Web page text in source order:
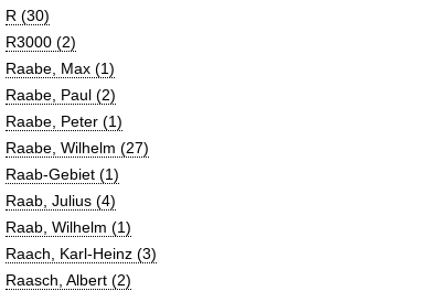
R (30)
R3000 (2)
Raabe, Max (1)
Raabe, Paul (2)
Raabe, Peter (1)
Raabe, Wilhelm (27)
Raab-Gebiet (1)
Raab, Julius (4)
Raab, Wilhelm (1)
Raach, Karl-Heinz (3)
Raasch, Albert (2)